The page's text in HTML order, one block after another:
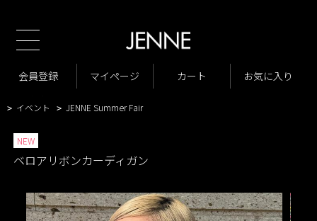
会員登録 マイページ カート お気に入り
TOP
商品一覧 > トップス > ニット・カーディガン
ベロアリボンカーディガン
> イベント > JENNE Summer Fair
NEW
ベロアリボンカーディガン